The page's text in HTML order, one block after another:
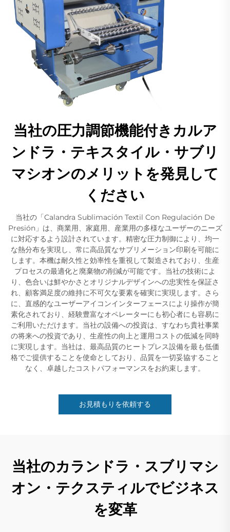
当社の圧力調節機能付きカルア
ンドラ・テキスタイル・サブリ
マシオンのメリットを発見して
ください
当社の「Calandra Sublimación Textil Con Regulación De
Presión」は、商業用、家庭用、産業用の多様なユーザーのニーズ
に対応するよう設計されています。精密な圧力制御により、均一
な熱分布を実現し、常に高品質なサブリメーション印刷を可能に
します。本機は耐久性と効率性を重視して製造されており、生産
プロセスの最適化と廃棄物の削減が可能です。当社の技術によ
り、色合いは鮮やかさとオリジナルデザインへの忠実性を保証さ
れ、顧客満足度の維持に不可欠な要素を確実に実現します。さら
に、直感的なユーザーアイコンインターフェースにより操作が簡
素化されており、経験豊富なオペレーターにも初心者にも容易に
ご利用いただけます。当社の設備への投資は、すなわち貴社事業
の将来への投資であり、生産性の向上と運用コストの低減を同時
に実現します。当社は、最高品質のヒートプレス設備を最も低価
格でご提供することを使命としており、品質を一切妥協すること
なく、卓越したコストパフォーマンスをお約束します。
お見積もりを依頼する
当社のカランドラ・スブリマシ
オン・テクスティルでビジネス
を変革